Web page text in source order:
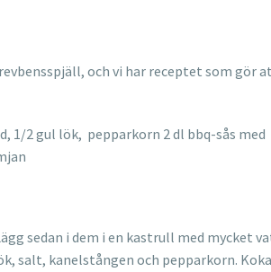
och vi har receptet som gör
1/2 gul lök, pepparkorn 2 dl bbq-sås med
sedan i dem i en kastrull med mycket
salt, kanelstången och pepparkorn. Koka